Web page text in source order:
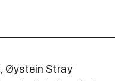
Øystein Stray